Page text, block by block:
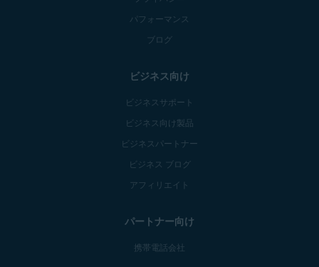
パフォーマンス
ブログ
ビジネス向け
ビジネスサポート
ビジネス向け製品
ビジネスパートナー
ビジネス ブログ
アフィリエイト
パートナー向け
携帯電話会社